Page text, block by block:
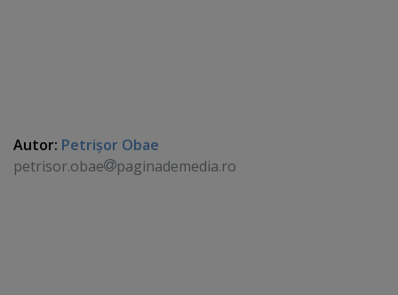
Autor: Petrişor Obae
petrisor.obae
paginademedia.ro